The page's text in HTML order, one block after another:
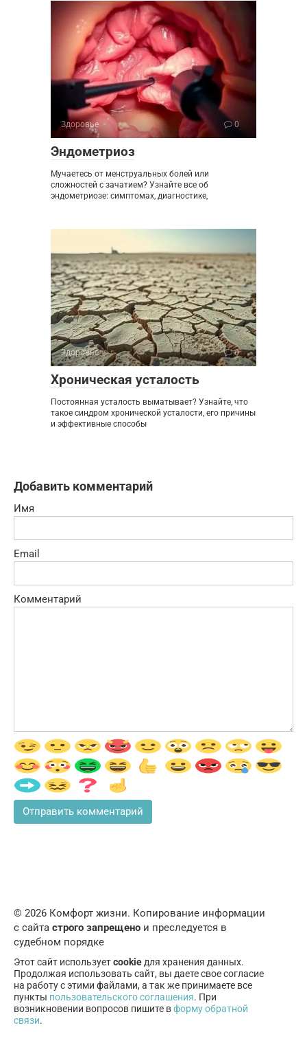
Здоровье 0
Эндометриоз
Мучаетесь от менструальных болей или
сложностей с зачатием? Узнайте все об
эндометриозе: симптомах, диагностике,
Здоровье 0
Хроническая усталость
Постоянная усталость выматывает? Узнайте, что
такое синдром хронической усталости, его причины
и эффективные способы
Добавить комментарий
Имя
Email
Комментарий
© 2026 Комфорт жизни. Копирование информации
с сайта строго запрещено и преследуется в
судебном порядке
Этот сайт используетcookieдля хранения данных.
Продолжая использовать сайт, вы даете свое согласие
на работу с этими файлами, а так же принимаете все
пункты пользовательского соглашения. При
возникновении вопросов пишите вформу обратной
связи.